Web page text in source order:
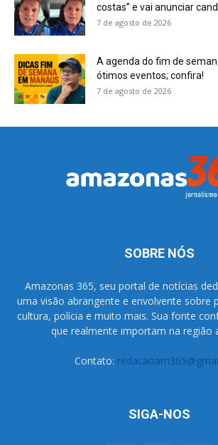
costas” e vai anunciar
7 de agosto de 2026
A agenda do fim de
ótimos eventos; confira!
7 de agosto de 2026
SOBRE NÓS
Amazonas 365, seu portal de notícias
uma visão abrangente e envolvente sobre
cultura, polícia e muito mais. Sua fonte
que realmente importam na região
Contato:
SIGA-NOS